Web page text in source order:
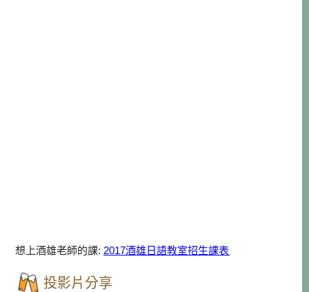
想上酒雄老師的課: 2017酒雄日語教室招生課表
投影片分享